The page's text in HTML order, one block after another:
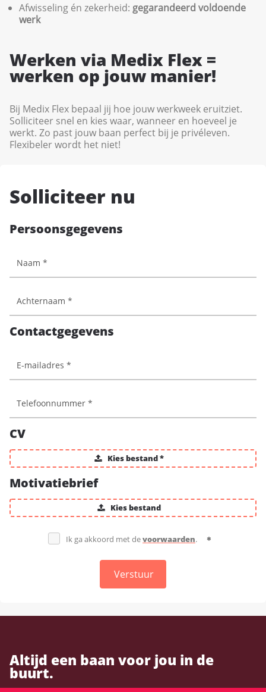
Afwisseling én zekerheid: gegarandeerd voldoende
werk
Werken via Medix Flex =
werken op jouw manier!
Bij Medix Flex bepaal jij hoe jouw werkweek eruitziet.
Solliciteer snel en kies waar, wanneer en hoeveel je
werkt. Zo past jouw baan perfect bij je privéleven.
Flexibeler wordt het niet!
Solliciteer nu
Persoonsgegevens
Contactgegevens
CV
Kies bestand *
Motivatiebrief
Kies bestand
Ik ga akkoord met devoorwaarden.
Verstuur
Altijd een baan voor jou in de
buurt.